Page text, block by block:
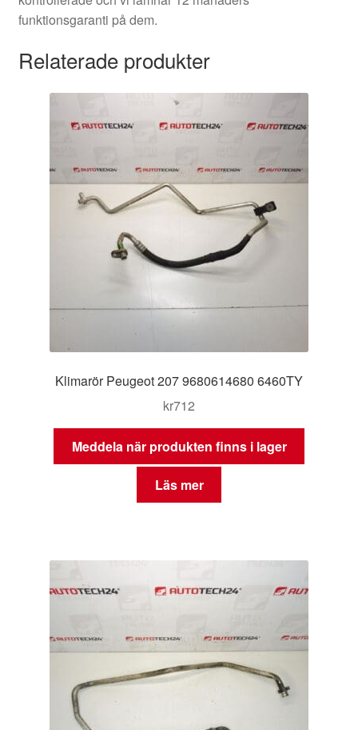
funktionsgaranti på dem.
Relaterade produkter
Klimarör Peugeot 207 9680614680 6460TY
kr712
Meddela när produkten finns i lager
Läs mer